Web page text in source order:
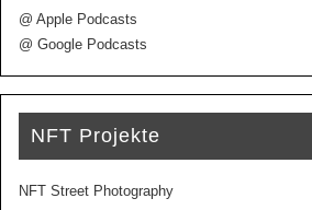
@ Apple Podcasts
@ Google Podcasts
NFT Projekte
NFT Street Photography